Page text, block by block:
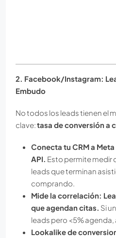
2. Facebook/Instagram:
Embudo
No todos los leads tienen el
clave:tasa de conversión a
Conecta tu CRM a
API. Esto permite medir
leads que terminan
comprando.
Mide la correlación:
que agendan citas. Si
leads pero <5%
Lookalike de